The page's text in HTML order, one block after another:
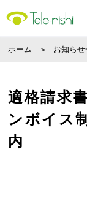
ホーム お知らせ
適格請求
ンボイス
内